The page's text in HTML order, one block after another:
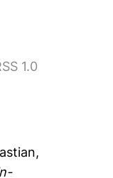
1.0
,